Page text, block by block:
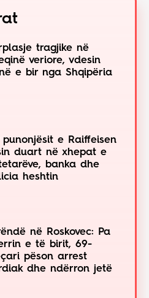
tragjike në
veriore, vdesin
e bir nga Shqipëria
punonjësit e Raiffeisen
duart në xhepat e
banka dhe
heshtin
në Roskovec: Pa
e të birit, 69-
pëson arrest
dhe ndërron jetë